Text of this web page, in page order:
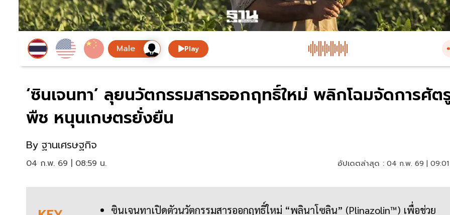
Play
‘ซินเจนทา’ ลุยนวัตกรรมสารออกฤทธิ์ใหม่ พลิกโฉมจัดการศัต
พืช หนุนเกษตรยั่งยืน
By ฐานเศรษฐกิจ
04 ก.พ. 69 | 08:59 น. อัปเดตล่าสุด : 04 ก.พ. 69 |
ซินเจนทาเปิดตัวนวัตกรรมสารออกฤทธิ์ใหม่ “พลินาโซลิน” (Plinazolin™) เพื่อช่วย